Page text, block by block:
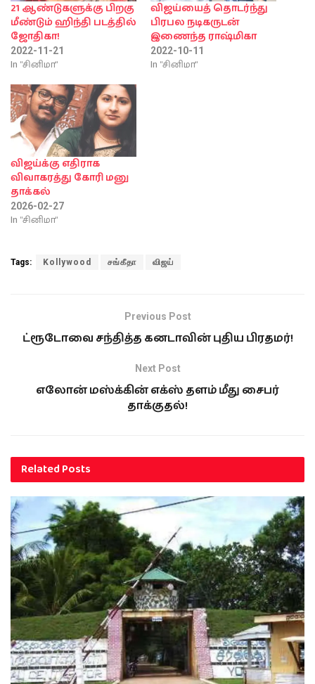
21 ஆண்டுகளுக்கு பிறகு
மீண்டும் ஹிந்தி படத்தில்
ஜோதிகா!
2022-11-21
In "சினிமா"
விஜய்யைத் தொடர்ந்து
பிரபல நடிகருடன்
இணைந்த ராஷ்மிகா
2022-10-11
In "சினிமா"
விஜய்க்கு எதிராக
விவாகரத்து கோரி மனு
தாக்கல்
2026-02-27
In "சினிமா"
Tags: Kollywood சங்கீதா விஜய்
Previous Post
ட்ரூடோவை சந்தித்த கனடாவின் புதிய பிரதமர்!
Next Post
எலோன் மஸ்க்கின் எக்ஸ் தளம் மீது சைபர்
தாக்குதல்!
RelatedPosts